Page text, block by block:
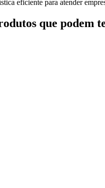
eficiente para atender
que podem